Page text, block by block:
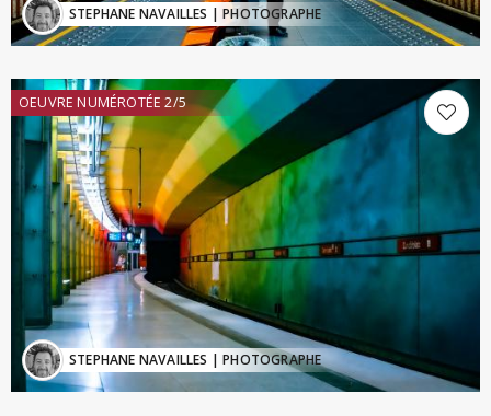
STEPHANE NAVAILLES | PHOTOGRAPHE
OEUVRE NUMÉROTÉE 2/5
STEPHANE NAVAILLES | PHOTOGRAPHE